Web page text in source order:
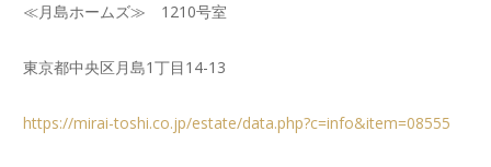
≪月島ホームズ≫ 1210号室
東京都中央区月島1丁目14-13
https://mirai-toshi.co.jp/estate/data.php?c=info&item=08555